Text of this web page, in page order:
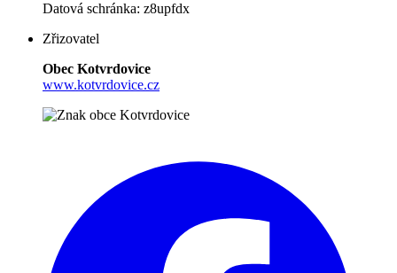
Datová schránka: z8upfdx
Zřizovatel
Obec Kotvrdovice
www.kotvrdovice.cz